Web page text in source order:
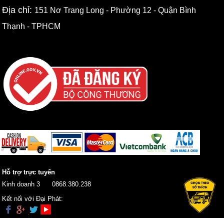
Địa chỉ: 151 Nơ Trang Long - Phường 12 - Quận Bình
Thạnh - TPHCM
Hỗ trợ trực tuyến
Kinh doanh 3
0868.380.238
Kết nối với Đại Phát: